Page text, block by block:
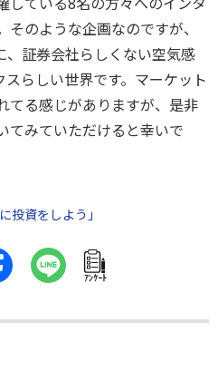
のような企画なのですが、
、証券会社らしくない空気感
らしい世界です。マーケット
てる感じがありますが、是非
てみていただけると幸いで
投資をしよう」
ｱﾝｹｰﾄ